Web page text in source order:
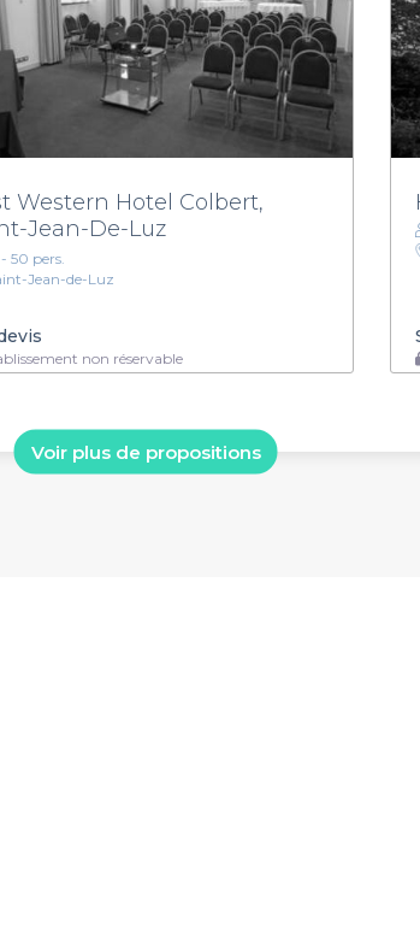
Western Hotel Colbert,
Jean-De-Luz
50 pers.
Jean-de-Luz
non réservable
Voir plus de propositions